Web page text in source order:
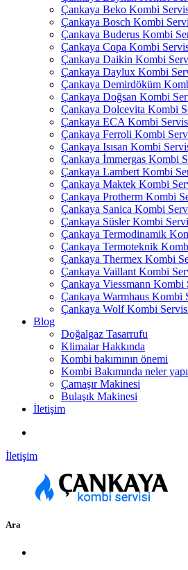
Çankaya Beko Kombi
Çankaya Bosch Kombi
Çankaya Buderus Kombi
Çankaya Copa Kombi
Çankaya Daikin Kombi
Çankaya Daylux Kombi
Çankaya Demirdöküm
Çankaya Doğsan Kombi
Çankaya Dolcevita Kombi
Çankaya ECA Kombi
Çankaya Ferroli Kombi
Çankaya Isısan Kombi
Çankaya İmmergas Kombi
Çankaya Lambert Kombi
Çankaya Maktek Kombi
Çankaya Protherm Kombi
Çankaya Sanica Kombi
Çankaya Süsler Kombi
Çankaya Termodinamik
Çankaya Termoteknik
Çankaya Thermex Kombi
Çankaya Vaillant Kombi
Çankaya Viessmann Kombi
Çankaya Warmhaus Kombi
Çankaya Wolf Kombi
Blog
Doğalgaz Tasarrufu
Klimalar Hakkında
Kombi bakımının önemi
Kombi Bakımında neler
Çamaşır Makinesi
Bulaşık Makinesi
İletişim
İletişim
Ara